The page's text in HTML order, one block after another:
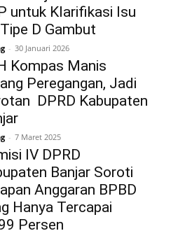
untuk Klarifikasi Isu
D Gambut
- 30 Januari 2026
Kompas Manis
Peregangan, Jadi
DPRD Kabupaten
- 7 Maret 2025
IV DPRD
Banjar Soroti
Anggaran BPBD
Hanya Tercapai
Persen